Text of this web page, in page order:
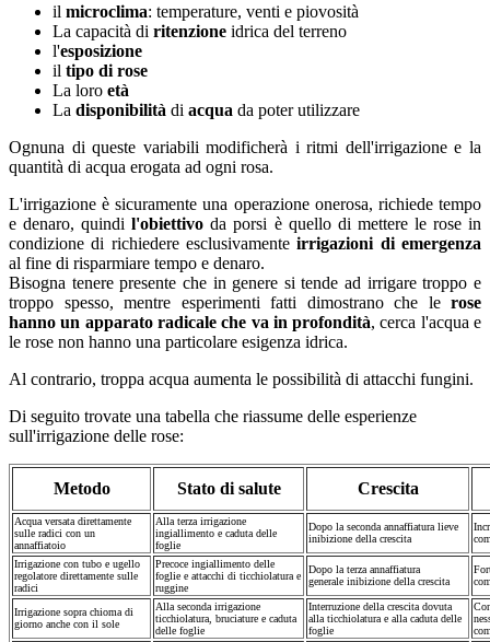
il microclima: temperature, venti e piovosità
La capacità di ritenzione idrica del terreno
l'esposizione
il tipo di rose
La loro età
La disponibilità di acqua da poter utilizzare
Ognuna di queste variabili modificherà i ritmi dell'irrigazione e la
quantità di acqua erogata ad ogni rosa.
L'irrigazione è sicuramente una operazione onerosa, richiede tempo
e denaro, quindil'obiettivo da porsi è quello di mettere le rose in
condizione di richiedere esclusivamente irrigazioni di emergenza
al fine di risparmiare tempo e denaro.
Bisogna tenere presente che in genere si tende ad irrigare troppo e
troppo spesso, mentre esperimenti fatti dimostrano che le rose
hanno un apparato radicale che va in profondità, cerca l'acqua e
le rose non hanno una particolare esigenza idrica.
Al contrario, troppa acqua aumenta le possibilità di attacchi fungini.
Di seguito trovate una tabella che riassume delle esperienze
sull'irrigazione delle rose:
Metodo Stato di salute Crescita
Acqua versata direttamente
sulle radici con un
annaffiatoio
Alla terza irrigazione
ingiallimento e caduta delle
foglie
Dopo la seconda annaffiatura lieve
inibizione della crescita
Irrigazione con tubo e ugello
regolatore direttamente sulle
radici
Precoce ingiallimento delle
foglie e attacchi di ticchiolatura e
ruggine
Dopo la terza annaffiatura
generale inibizione della crescita
Irrigazione sopra chioma di
giorno anche con il sole
Alla seconda irrigazione
ticchiolatura, bruciature e caduta
delle foglie
Interruzione della crescita dovuta
alla ticchiolatura e alla caduta delle
foglie